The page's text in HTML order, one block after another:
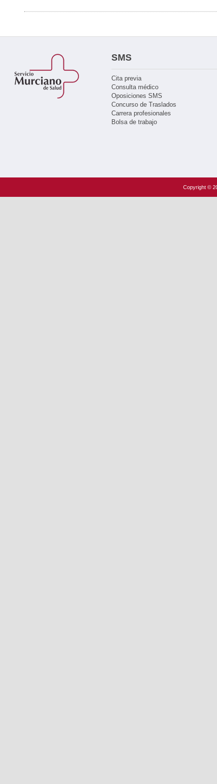
SMS
Cita previa
Consulta médico
Oposiciones SMS
Concurso de Traslados
Carrera profesionales
Bolsa de trabajo
Copyright ©